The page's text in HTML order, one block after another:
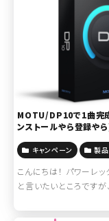
MOTU/DP10で1曲完
ンストールやら登録や
キャンペーン 製
こんにちは！ パワーレッ
と言いたいところです
として記載します。 次
ない方は […]